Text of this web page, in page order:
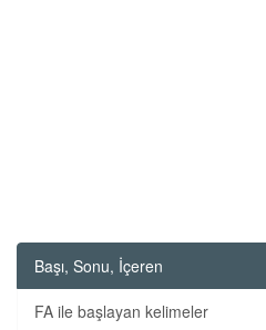
Başı, Sonu, İçeren
FA ile başlayan kelimeler